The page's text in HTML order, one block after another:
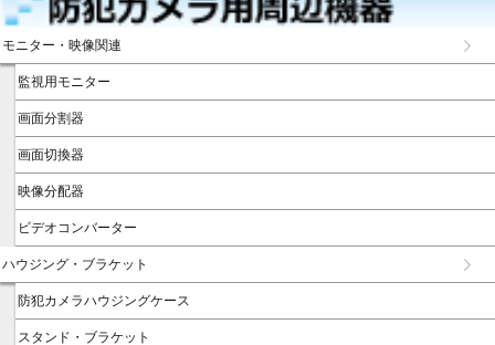
モニター・映像関連
監視用モニター
画面分割器
画面切換器
映像分配器
ビデオコンバーター
ハウジング・ブラケット
防犯カメラハウジングケース
スタンド・ブラケット